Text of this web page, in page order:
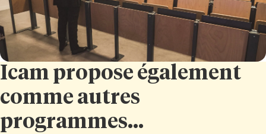
Icam propose également
comme autres
programmes...